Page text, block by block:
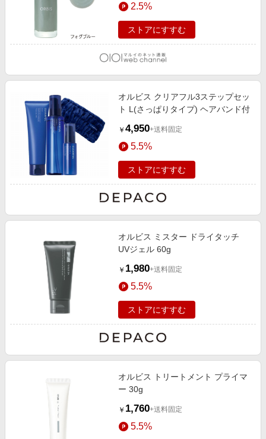
2.5%
ストアにすすむ
オルビス クリアフル3ステップセッ
ト L(さっぱりタイプ) ヘアバンド付
￥ 4,950+送料固定
5.5%
ストアにすすむ
オルビス ミスター ドライタッチ
UVジェル 60g
￥ 1,980+送料固定
5.5%
ストアにすすむ
オルビス トリートメント プライマ
ー 30g
￥ 1,760+送料固定
5.5%